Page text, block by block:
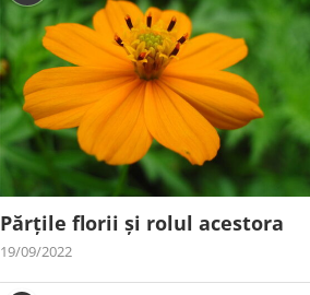
Părțile florii și rolul acestora
19/09/2022